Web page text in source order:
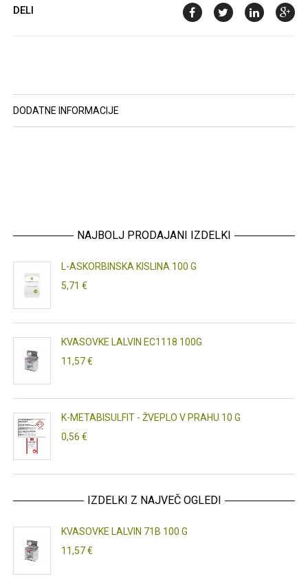
DELI
DODATNE INFORMACIJE
NAJBOLJ PRODAJANI IZDELKI
L-ASKORBINSKA KISLINA 100 G
5,71 €
KVASOVKE LALVIN EC1118 100G
11,57 €
K-METABISULFIT - ŽVEPLO V PRAHU 10 G
0,56 €
IZDELKI Z NAJVEČ OGLEDI
KVASOVKE LALVIN 71B 100 G
11,57 €